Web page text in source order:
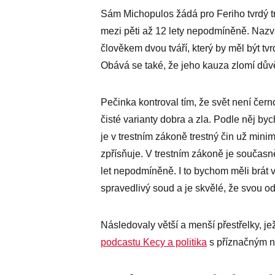
Sám Michopulos žádá pro Feriho tvrdý
mezi pěti až 12 lety nepodmíněně.
člověkem dvou tváří, který by měl být
Obává se také, že jeho kauza zlomí
Pečinka kontroval tím, že svět není
čisté varianty dobra a zla. Podle něj
je v trestním zákoně trestný čin už
zpřísňuje. V trestním zákoně je
let nepodmíněně. I to bychom měli
spravedlivý soud a je skvělé, že svou
Následovaly větší a menší přestřelky,
podcastu Kecy a politika s příznačným